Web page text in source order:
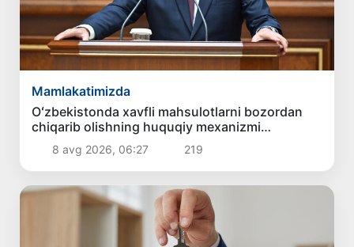
Mamlakatimizda
Oʻzbekistonda xavfli mahsulotlarni bozordan
chiqarib olishning huquqiy mexanizmi
belgilanadi
8 avg 2026, 06:27 219